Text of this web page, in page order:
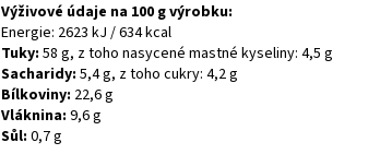
Výživové údaje na 100 g výrobku:
Energie: 2623 kJ / 634 kcal
Tuky: 58 g, z toho nasycené mastné kyseliny: 4,5 g
Sacharidy: 5,4 g, z toho cukry: 4,2 g
Bílkoviny: 22,6 g
Vláknina: 9,6 g
Sůl: 0,7 g